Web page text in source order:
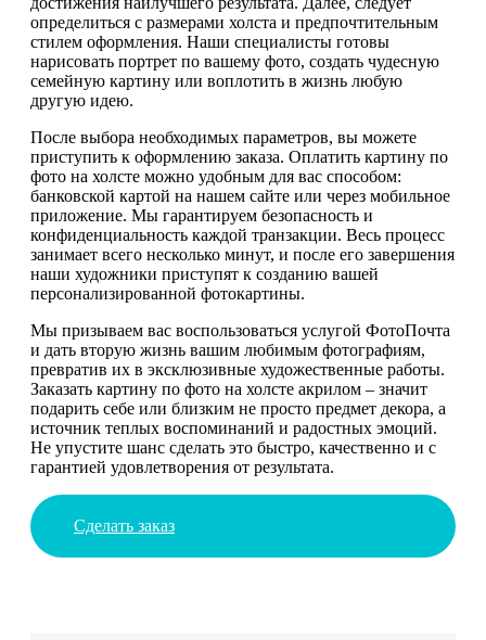
определиться с размерами холста и предпочтительным
стилем оформления. Наши специалисты готовы
нарисовать портрет по вашему фото, создать чудесную
семейную картину или воплотить в жизнь любую
другую идею.
После выбора необходимых параметров, вы можете
приступить к оформлению заказа. Оплатить картину по
фото на холсте можно удобным для вас способом:
банковской картой на нашем сайте или через мобильное
приложение. Мы гарантируем безопасность и
конфиденциальность каждой транзакции. Весь процесс
занимает всего несколько минут, и после его завершения
наши художники приступят к созданию вашей
персонализированной фотокартины.
Мы призываем вас воспользоваться услугой ФотоПочта
и дать вторую жизнь вашим любимым фотографиям,
превратив их в эксклюзивные художественные работы.
Заказать картину по фото на холсте акрилом – значит
подарить себе или близким не просто предмет декора, а
источник теплых воспоминаний и радостных эмоций.
Не упустите шанс сделать это быстро, качественно и с
гарантией удовлетворения от результата.
Сделать заказ